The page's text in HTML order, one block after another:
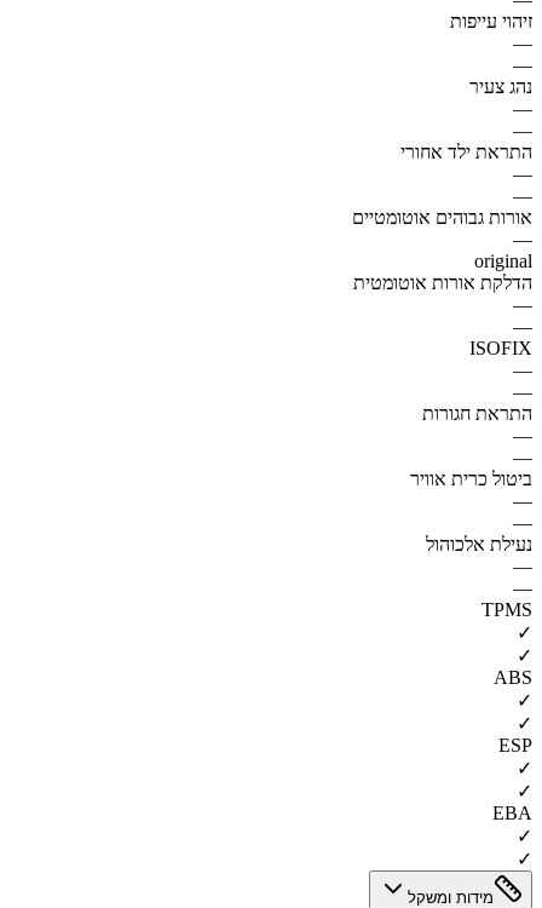
זיהוי עייפות
—
—
נהג צעיר
—
—
התראת ילד אחורי
—
—
אורות גבוהים אוטומטיים
—
original
הדלקת אורות אוטומטית
—
—
ISOFIX
—
—
התראת חגורות
—
—
ביטול כרית אוויר
—
—
נעילת אלכוהול
—
—
TPMS
✓
✓
ABS
✓
✓
ESP
✓
✓
EBA
✓
✓
מידות ומשקל